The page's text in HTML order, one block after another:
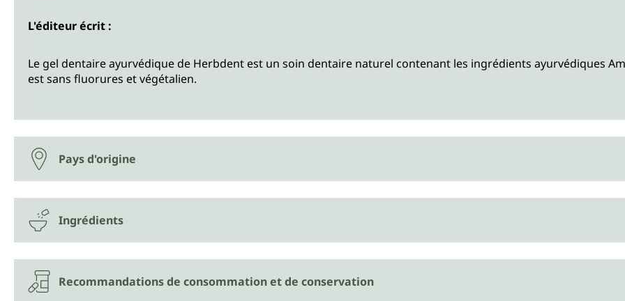
L'éditeur écrit :
Le gel dentaire ayurvédique de Herbdent est un soin dentaire naturel contenant les ingrédients ayurvédiques
est sans fluorures et végétalien.
Pays d'origine
Ingrédients
Recommandations de consommation et de conservation